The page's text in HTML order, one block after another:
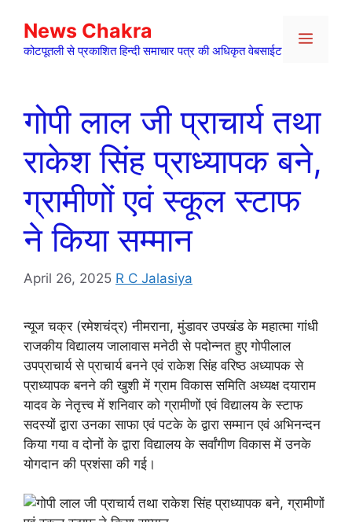
content
News Chakra
कोटपूतली से प्रकाशित हिन्दी समाचार पत्र की अधिकृत वेबसाईट
Menu
गोपी लाल जी प्राचार्य तथा
राकेश सिंह प्राध्यापक बने,
ग्रामीणों एवं स्कूल स्टाफ
ने किया सम्मान
April 26, 2025 R C Jalasiya
न्यूज चक्र (रमेशचंद्र) नीमराना, मुंडावर उपखंड के महात्मा गांधी
राजकीय विद्यालय जालावास मनेठी से पदोन्नत हुए गोपीलाल
उपप्राचार्य से प्राचार्य बनने एवं राकेश सिंह वरिष्ठ अध्यापक से
प्राध्यापक बनने की खुशी में ग्राम विकास समिति अध्यक्ष दयाराम
यादव के नेतृत्त्व में शनिवार को ग्रामीणों एवं विद्यालय के स्टाफ
सदस्यों द्वारा उनका साफा एवं पटके के द्वारा सम्मान एवं अभिनन्दन
किया गया व दोनों के द्वारा विद्यालय के सर्वांगीण विकास में उनके
योगदान की प्रशंसा की गई।